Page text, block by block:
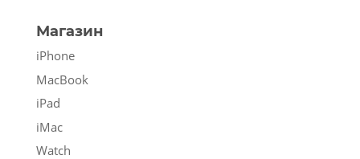
Магазин
iPhone
MacBook
iPad
iMac
Watch